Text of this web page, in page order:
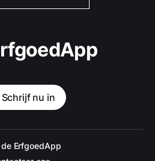
Schrijf nu in
ErfgoedApp